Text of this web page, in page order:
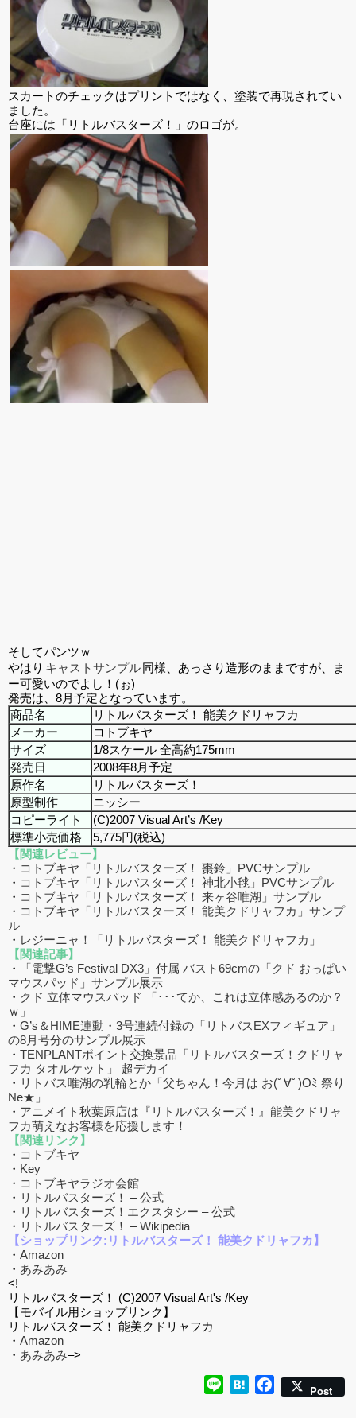
スカートのチェックはプリントではなく、塗装で再現されてい
ました。
台座には「リトルバスターズ！」のロゴが。
そしてパンツｗ
やはり キャストサンプル同様、あっさり造形のままですが、ま
ー可愛いのでよし！(ぉ)
発売は、8月予定となっています。
商品名
リトルバスターズ！ 能美クドリャフカ
メーカー
コトブキヤ
サイズ
1/8スケール 全高約175mm
発売日
2008年8月予定
原作名
リトルバスターズ！
原型制作
ニッシー
コピーライト
(C)2007 Visual Art’s /Key
標準小売価格
5,775円(税込)
【関連レビュー】
・ コトブキヤ「リトルバスターズ！ 棗鈴」PVCサンプル
・ コトブキヤ「リトルバスターズ！ 神北小毬」PVCサンプル
・ コトブキヤ「リトルバスターズ！ 来ヶ谷唯湖」サンプル
・ コトブキヤ「リトルバスターズ！ 能美クドリャフカ」サンプ
ル
・ レジーニャ！「リトルバスターズ！ 能美クドリャフカ」
【関連記事】
・
「電撃G’s Festival DX3」付属 バスト69cmの「クド おっぱい
マウスパッド」サンプル展示
・ クド 立体マウスパッド 「･･･てか、これは立体感あるのか？
ｗ」
・ G’s＆HIME連動・3号連続付録の「リトバスEXフィギュア」
の8月号分のサンプル展示
・ TENPLANTポイント交換景品「リトルバスターズ！クドリャ
フカ タオルケット」 超デカイ
・ リトバス唯湖の乳輪とか「父ちゃん！今月は お(ﾟ∀ﾟ)Oﾐ 祭り
Ne★」
・ アニメイト秋葉原店は『リトルバスターズ！』能美クドリャ
フカ萌えなお客様を応援します！
【関連リンク】
・ コトブキヤ
・ Key
・ コトブキヤラジオ会館
・ リトルバスターズ！ – 公式
・ リトルバスターズ！エクスタシー – 公式
・ リトルバスターズ！ – Wikipedia
【ショップリンク:リトルバスターズ！ 能美クドリャフカ】
・ Amazon
・ あみあみ
<!–
リトルバスターズ！ (C)2007 Visual Art's /Key
【モバイル用ショップリンク】
リトルバスターズ！ 能美クドリャフカ
・ Amazon
・ あみあみ–>
Line HatenaFacebook
Post